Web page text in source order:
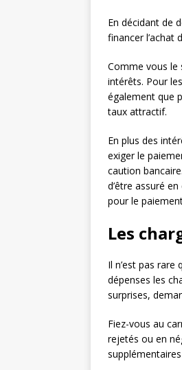
En décidant de
financer l’achat
Comme vous le
intérêts. Pour
également que
taux attractif.
En plus des
exiger le
caution
d’être assuré
pour le
Les
Il n’est pas
dépenses les
surprises,
Fiez-vous au
rejetés ou en